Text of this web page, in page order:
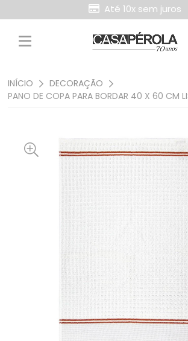
Entre com email ou cpf/
Até 10x sem juros
Retire Grátis na loja
INÍCIO
DECORAÇÃO
PANO DE COPA PARA BORDAR 40 X 60 CM